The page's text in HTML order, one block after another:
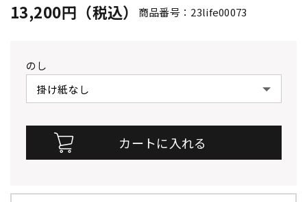
13,200円（税込） 商品番号：23life00073
のし